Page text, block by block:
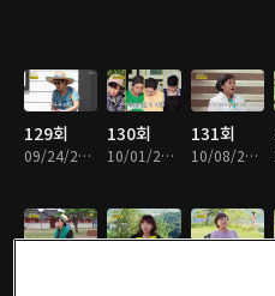
129회
09/24/2023 • 1시간 8분
130회
10/01/2023 • 1시간 8분
131회
10/08/2023 • 1시간 8분